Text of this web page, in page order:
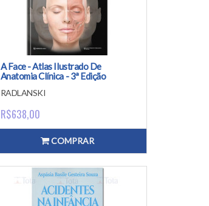
A Face - Atlas Ilustrado De
Anatomia Clínica - 3ª Edição
RADLANSKI
R$638,00
COMPRAR